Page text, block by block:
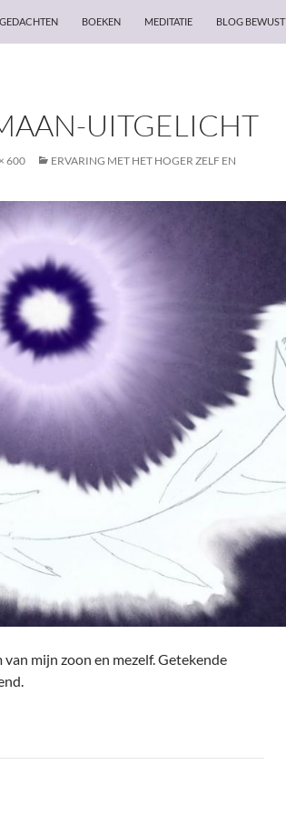
BOEKEN MEDITATIE BLOG BEWUST
UITGELICHT
600
ERVARING MET HET HOGER ZELF EN
mijn zoon en mezelf. Getekende